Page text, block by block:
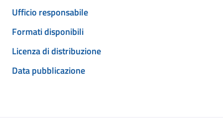
Ufficio responsabile
Formati disponibili
Licenza di distribuzione
Data pubblicazione